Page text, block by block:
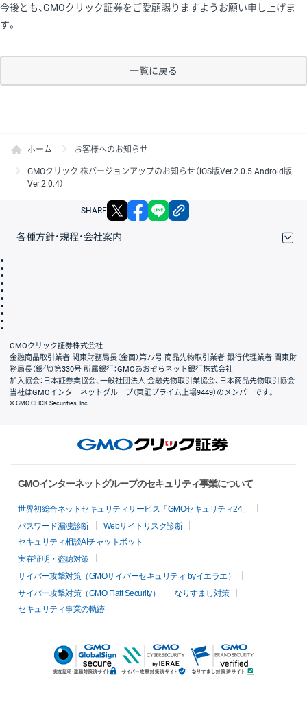
今後とも、GMOクリック証券をご愛顧賜りますようお願い申し上げま
す。
一覧に戻る
ホーム お客様へのお知らせ
GMOクリック 株バージョンアップのお知らせ（iOS版Ver.2.0.5 Android版
Ver.2.0.4）
SHARE X facebook
各種方針・規程・会社案内
会社案内
GMOクリック証券株式会社
金融商品取引業者 関東財務局長（金商）第77号 商品先物取引業者 銀行代理業者 関東財
務局長（銀代）第330号 所属銀行：GMOあおぞらネット銀行株式会社
加入協会：日本証券業協会、一般社団法人 金融先物取引業協会、日本商品先物取引協会
当社はGMOインターネットグループ（東証プライム上場9449）のメンバーです。
© GMO CLICK Securities, Inc.
GMOインターネットグループのセキュリティ事業について
世界初総合ネットセキュリティサービス「GMOセキュリティ24」
パスワード漏洩診断
Webサイトリスク診断
セキュリティ相談AIチャットボット
実在証明・盗聴対策
サイバー攻撃対策（GMOサイバーセキュリティ byイエラエ）
サイバー攻撃対策（GMO Flatt Security）
なりすまし対策
セキュリティ事業の軌跡